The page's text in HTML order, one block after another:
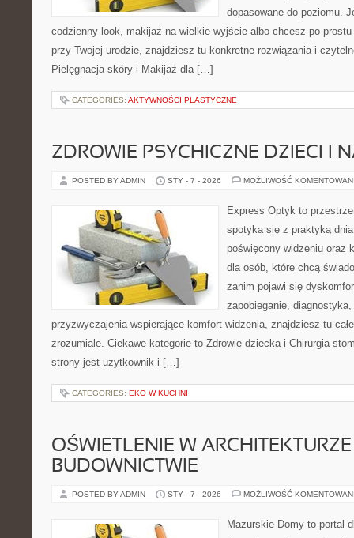
dopasowane do poziomu.
codzienny look, makijaż na wielkie wyjście albo chcesz po prostu
przy Twojej urodzie, znajdziesz tu konkretne rozwiązania i
Pielęgnacja skóry i Makijaż dla […]
CATEGORIES: AKTYWNOŚCI PLASTYCZNE
ZDROWIE PSYCHICZNE DZIECI I
POSTED BY ADMIN STY - 7 - 2026 MOŻLIWOŚĆ
Express Optyk to
spotyka się z praktyką
poświęcony widzeniu oraz
dla osób, które chcą
zanim pojawi się
zapobieganie,
przyzwyczajenia wspierające komfort widzenia, znajdziesz tu
zrozumiale. Ciekawe kategorie to Zdrowie dziecka i Chirurgia
strony jest użytkownik i […]
CATEGORIES: EKO W KUCHNI
OŚWIETLENIE W
BUDOWNICTWIE
POSTED BY ADMIN STY - 7 - 2026 MOŻLIWOŚĆ
Mazurskie Domy to portal